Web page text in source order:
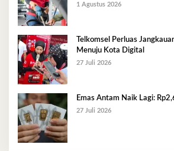
1 Agustus 2026
Telkomsel Perluas
Menuju Kota Digital
27 Juli 2026
Emas Antam Naik Lagi:
27 Juli 2026